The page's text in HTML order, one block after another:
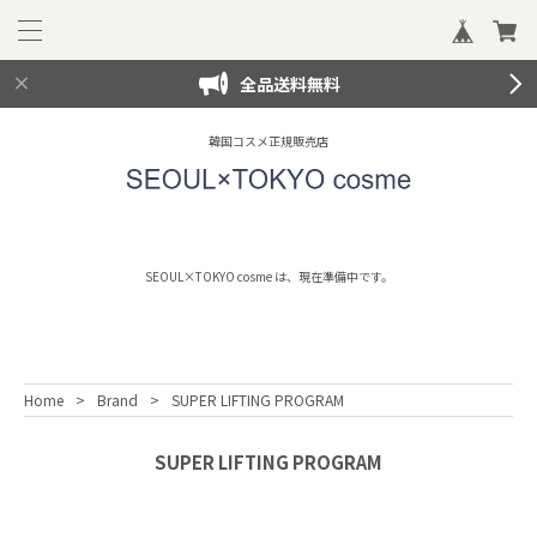
全品送料無料
韓国コスメ正規販売店
SEOUL×TOKYO cosme は、現在準備中です。
Home Brand SUPER LIFTING PROGRAM
SUPER LIFTING PROGRAM